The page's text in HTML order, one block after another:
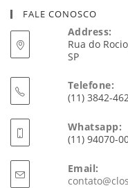
FALE CONOSCO
Address:
Rua do
SP
Telefone:
(11) 3842-
Whatsapp:
(11) 94070-
Email: